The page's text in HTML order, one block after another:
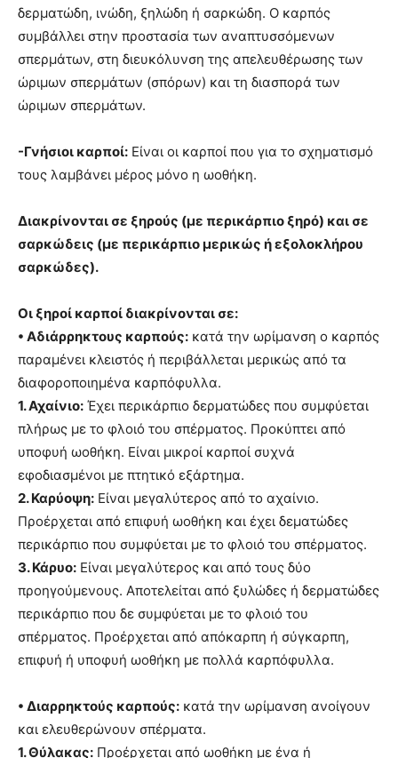
δερματώδη, ινώδη, ξηλώδη ή σαρκώδη. Ο καρπός
συμβάλλει στην προστασία των αναπτυσσόμενων
σπερμάτων, στη διευκόλυνση της απελευθέρωσης των
ώριμων σπερμάτων (σπόρων) και τη διασπορά των
ώριμων σπερμάτων.
-Γνήσιοι καρποί: Είναι οι καρποί που για το σχηματισμό
τους λαμβάνει μέρος μόνο η ωοθήκη.
Διακρίνονται σε ξηρούς (με περικάρπιο ξηρό) και σε
σαρκώδεις (με περικάρπιο μερικώς ή εξολοκλήρου
σαρκώδες).
Οι ξηροί καρποί διακρίνονται σε:
• Αδιάρρηκτους καρπούς: κατά την ωρίμανση ο καρπός
παραμένει κλειστός ή περιβάλλεται μερικώς από τα
διαφοροποιημένα καρπόφυλλα.
1. Αχαίνιο: Έχει περικάρπιο δερματώδες που συμφύεται
πλήρως με το φλοιό του σπέρματος. Προκύπτει από
υποφυή ωοθήκη. Είναι μικροί καρποί συχνά
εφοδιασμένοι με πτητικό εξάρτημα.
2. Καρύοψη: Είναι μεγαλύτερος από το αχαίνιο.
Προέρχεται από επιφυή ωοθήκη και έχει δεματώδες
περικάρπιο που συμφύεται με το φλοιό του σπέρματος.
3. Κάρυο: Είναι μεγαλύτερος και από τους δύο
προηγούμενους. Αποτελείται από ξυλώδες ή δερματώδες
περικάρπιο που δε συμφύεται με το φλοιό του
σπέρματος. Προέρχεται από απόκαρπη ή σύγκαρπη,
επιφυή ή υποφυή ωοθήκη με πολλά καρπόφυλλα.
• Διαρρηκτούς καρπούς: κατά την ωρίμανση ανοίγουν
και ελευθερώνουν σπέρματα.
1. Θύλακας: Προέρχεται από ωοθήκη με ένα ή